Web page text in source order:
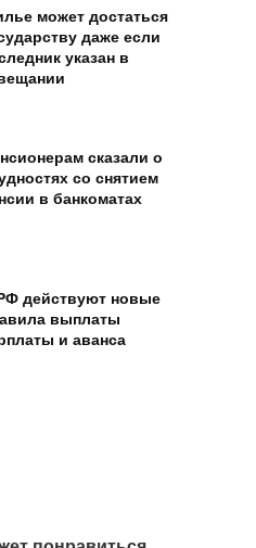
может достаться
даже если
указан в
сказали о
со снятием
в банкоматах
действуют новые
выплаты
и аванса